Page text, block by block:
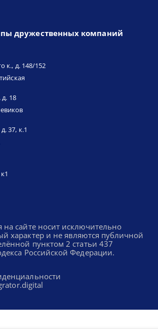
дружественных компаний
к., д. 148/152
18
37, к.1
сайте носит исключительно
характер и не являются публичной
пунктом 2 статьи 437
Российской Федерации.